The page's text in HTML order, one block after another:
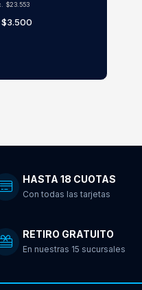
$23.553
$3.500
HASTA 18 CUOTAS
Con todas las tarjetas
RETIRO GRATUITO
En nuestras 15 sucursales